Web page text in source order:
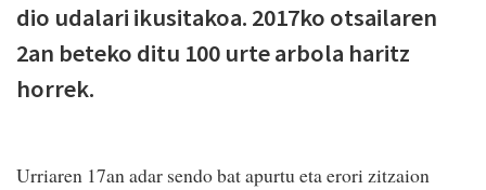
dio udalari ikusitakoa. 2017ko otsailaren
2an beteko ditu 100 urte arbola haritz
horrek.
Urriaren 17an adar sendo bat apurtu eta erori zitzaion